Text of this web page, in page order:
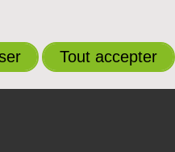
utilisez le Site
.
IP, l’adresse des
date et l’heure de votre
lire notre politique
Tout accepter